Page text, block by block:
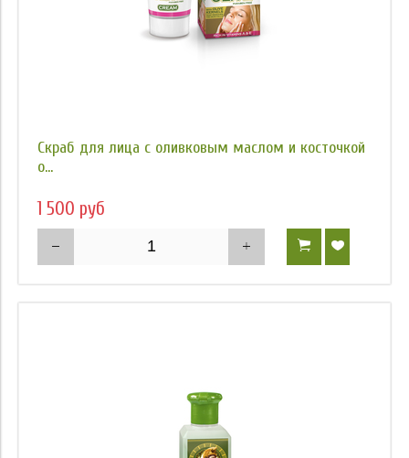
Скраб для лица с оливковым маслом и косточкой
о...
1 500 руб